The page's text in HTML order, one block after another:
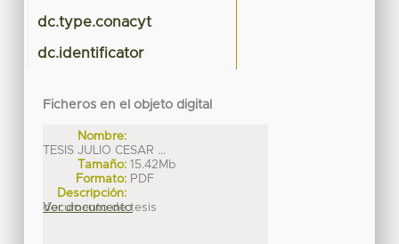
dc.type.conacyt
dc.identificator
Ficheros en el objeto digital
Nombre:
TESIS JULIO CESAR ...
Tamaño: 15.42Mb
Formato: PDF
Descripción:
documento de tesis
Ver documento